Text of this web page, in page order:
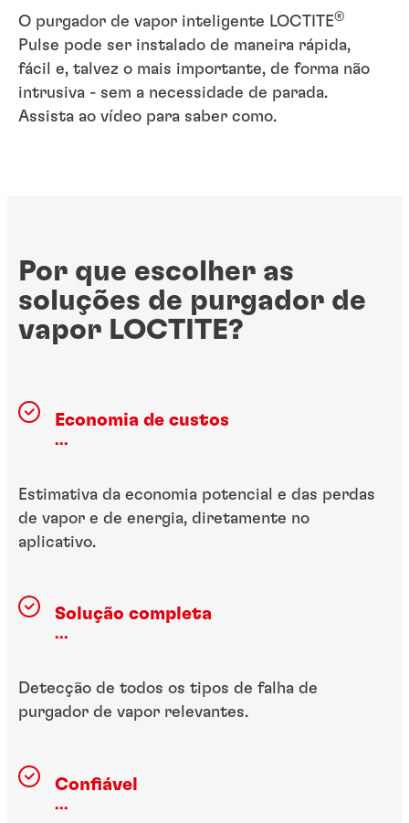
O purgador de vapor inteligente LOCTITE®
Pulse pode ser instalado de maneira rápida,
fácil e, talvez o mais importante, de forma não
intrusiva - sem a necessidade de parada.
Assista ao vídeo para saber como.
Por que escolher as
soluções de purgador de
vapor LOCTITE?
Economia de custos
...
Estimativa da economia potencial e das perdas
de vapor e de energia, diretamente no
aplicativo.
Solução completa
...
Detecção de todos os tipos de falha de
purgador de vapor relevantes.
Confiável
...